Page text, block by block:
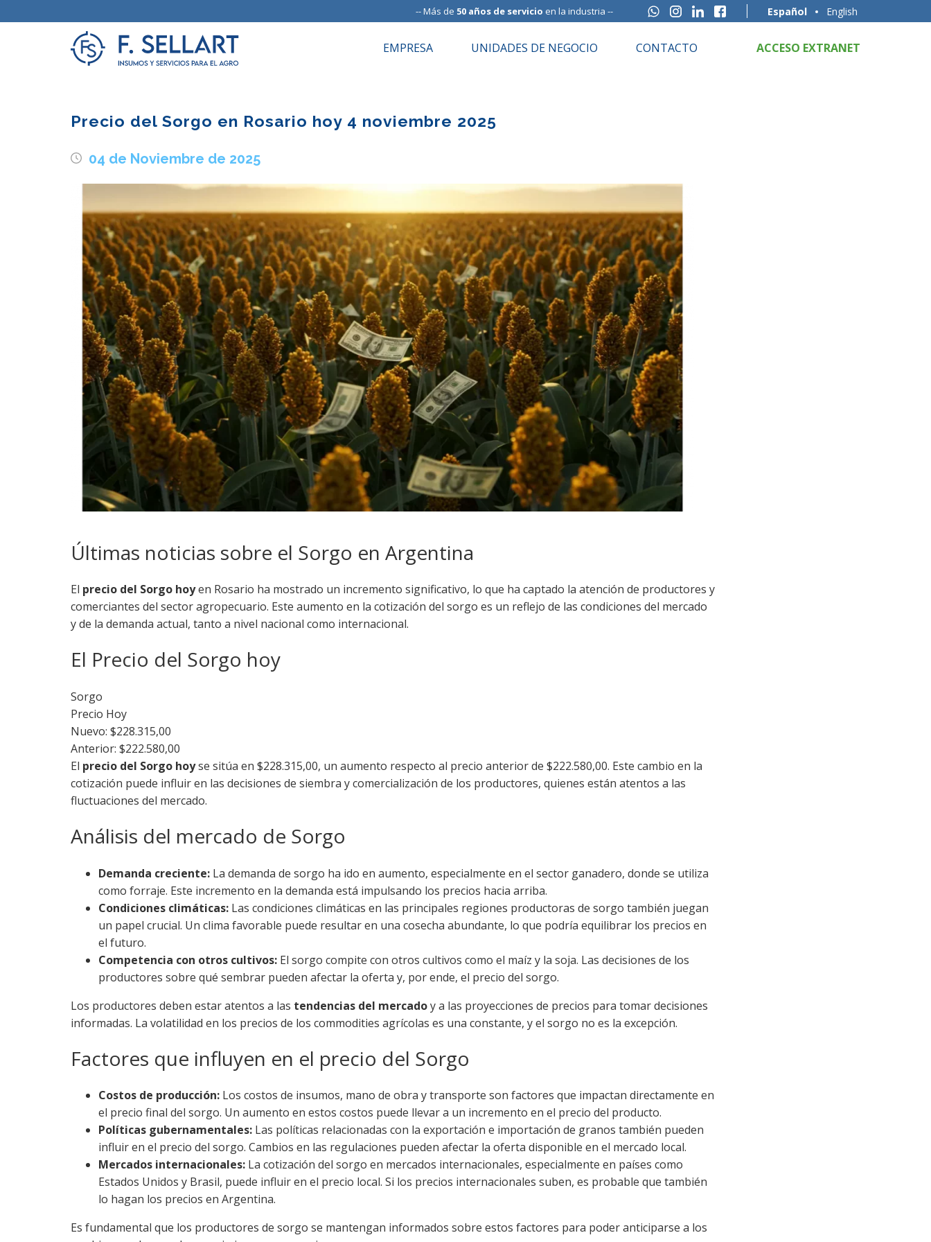
-- Más de 50 años de servicio en la industria -- Español English
EMPRESA UNIDADES DE NEGOCIO CONTACTO ACCESO EXTRANET
Precio del Sorgo en Rosario hoy 4 noviembre 2025
04 de Noviembre de 2025
Últimas noticias sobre el Sorgo en Argentina
El precio del Sorgo hoyen Rosario ha mostrado un incremento significativo, lo que ha captado la atención de productores y
comerciantes del sector agropecuario. Este aumento en la cotización del sorgo es un reflejo de las condiciones del mercado
y de la demanda actual, tanto a nivel nacional como internacional.
El Precio del Sorgo hoy
Sorgo
Precio Hoy
Nuevo: $228.315,00
Anterior: $222.580,00
El precio del Sorgo hoyse sitúa en $228.315,00, un aumento respecto al precio anterior de $222.580,00. Este cambio en la
cotización puede influir en las decisiones de siembra y comercialización de los productores, quienes están atentos a las
fluctuaciones del mercado.
Análisis del mercado de Sorgo
Demanda creciente: La demanda de sorgo ha ido en aumento, especialmente en el sector ganadero, donde se utiliza
como forraje. Este incremento en la demanda está impulsando los precios hacia arriba.
Condiciones climáticas: Las condiciones climáticas en las principales regiones productoras de sorgo también juegan
un papel crucial. Un clima favorable puede resultar en una cosecha abundante, lo que podría equilibrar los precios en
el futuro.
Competencia con otros cultivos: El sorgo compite con otros cultivos como el maíz y la soja. Las decisiones de los
productores sobre qué sembrar pueden afectar la oferta y, por ende, el precio del sorgo.
Los productores deben estar atentos a las tendencias del mercadoy a las proyecciones de precios para tomar decisiones
informadas. La volatilidad en los precios de los commodities agrícolas es una constante, y el sorgo no es la excepción.
Factores que influyen en el precio del Sorgo
Costos de producción: Los costos de insumos, mano de obra y transporte son factores que impactan directamente en
el precio final del sorgo. Un aumento en estos costos puede llevar a un incremento en el precio del producto.
Políticas gubernamentales: Las políticas relacionadas con la exportación e importación de granos también pueden
influir en el precio del sorgo. Cambios en las regulaciones pueden afectar la oferta disponible en el mercado local.
Mercados internacionales: La cotización del sorgo en mercados internacionales, especialmente en países como
Estados Unidos y Brasil, puede influir en el precio local. Si los precios internacionales suben, es probable que también
lo hagan los precios en Argentina.
Es fundamental que los productores de sorgo se mantengan informados sobre estos factores para poder anticiparse a los